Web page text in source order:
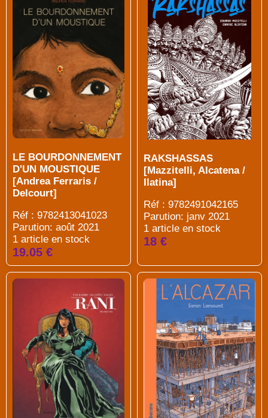
LE BOURDONNEMENT
D'UN MOUSTIQUE
[Andrea Ferraris /
Delcourt]
Réf : 9782413041023
Parution: août 2021
1 article en stock
19.05 €
RAKSHASSAS
[Mazzitelli, Alcatena /
Ilatina]
Réf : 9782491042165
Parution: janv 2021
1 article en stock
18 €